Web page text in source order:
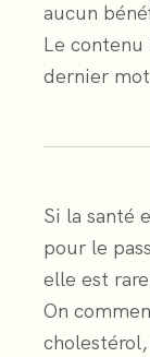
aucun
Le
dernier
Si la santé
pour le
elle est
On